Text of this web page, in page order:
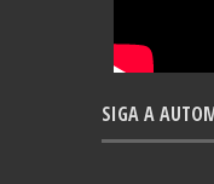
SIGA A